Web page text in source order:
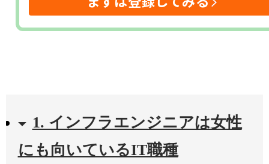
1. インフラエンジニアは女性
にも向いているIT職種